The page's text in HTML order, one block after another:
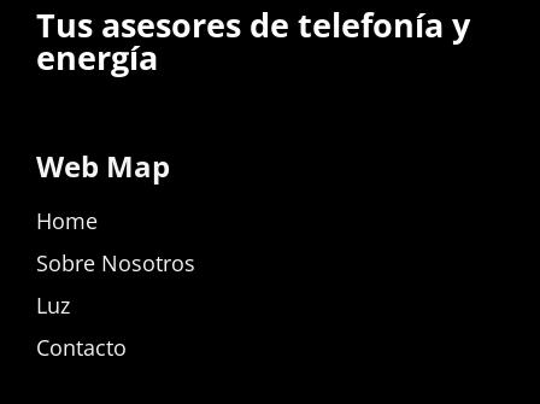
Tus asesores de telefonía y
energía
Web Map
Home
Sobre Nosotros
Luz
Contacto